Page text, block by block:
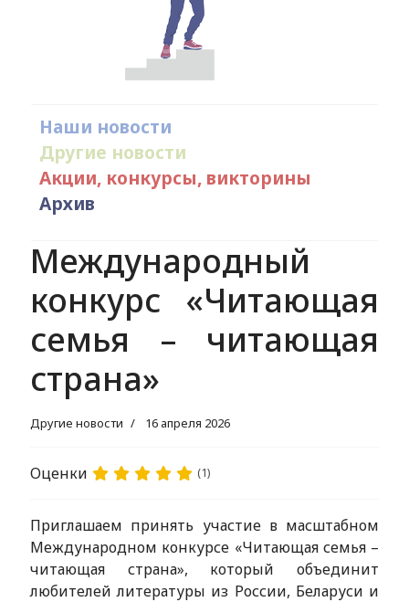
Наши новости
Другие новости
Акции, конкурсы, викторины
Архив
Международный
конкурс «Читающая
семья – читающая
страна»
Другие новости 16 апреля 2026
Оценки (1)
Приглашаем принять участие в масштабном
Международном конкурсе «Читающая семья –
читающая страна», который объединит
любителей литературы из России, Беларуси и